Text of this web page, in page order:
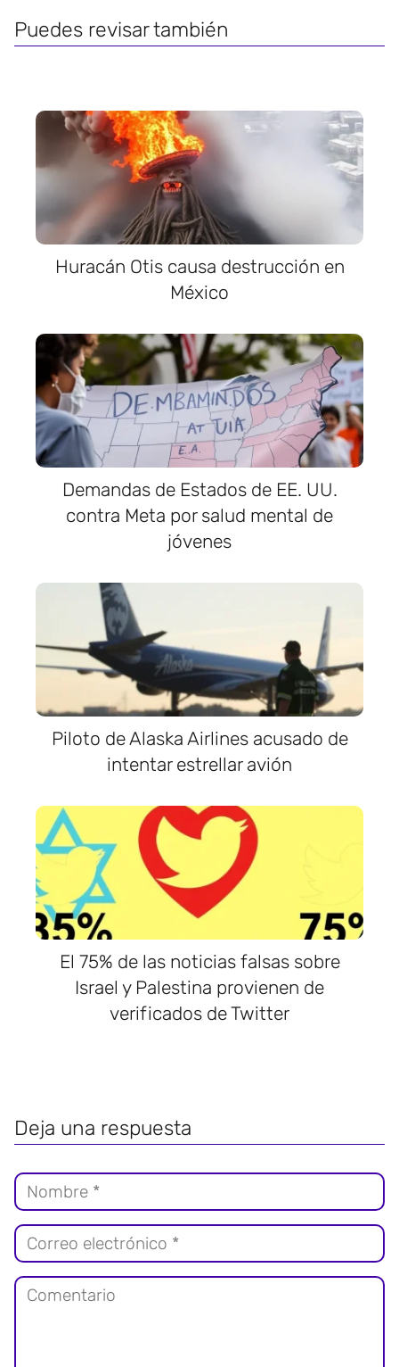
Puedes revisar también
Huracán Otis causa destrucción en
México
Demandas de Estados de EE. UU.
contra Meta por salud mental de
jóvenes
Piloto de Alaska Airlines acusado de
intentar estrellar avión
El 75% de las noticias falsas sobre
Israel y Palestina provienen de
verificados de Twitter
Deja una respuesta